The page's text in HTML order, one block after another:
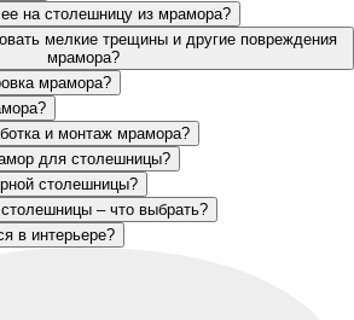
на столешницу из мрамора?
мелкие трещины и другие повреждения
мрамора?
мрамора?
и монтаж мрамора?
для столешницы?
столешницы?
– что выбрать?
в интерьере?